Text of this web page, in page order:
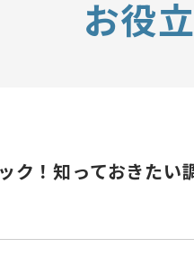
お役
ク！知っておきたい